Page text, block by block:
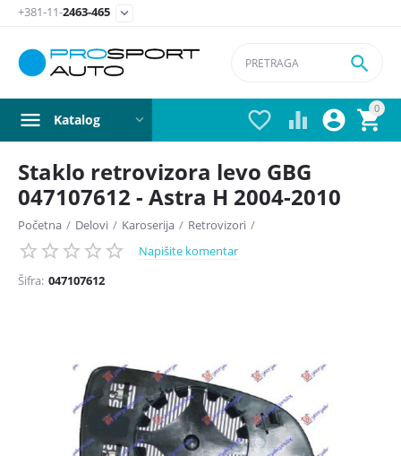
+381-11-2463-465 
0


 

Katalog
Staklo retrovizora levo GBG
047107612 - Astra H 2004-2010
Početna / Delovi / Karoserija / Retrovizori /
Napišite komentar
Šifra: 047107612